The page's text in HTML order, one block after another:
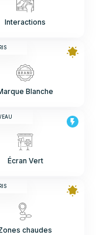
Interactions
Blanche
Écran Vert
chaudes